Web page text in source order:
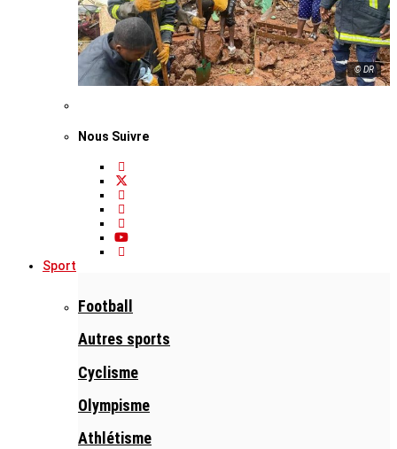
© DR
Nous Suivre
Sport
Football
Autres sports
Cyclisme
Olympisme
Athlétisme